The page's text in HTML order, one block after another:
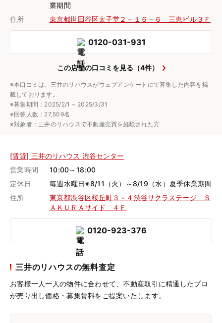
業期間
住所
東京都世田谷区太子堂２－１６－６ 三恵ビル３Ｆ
0120-031-931
この店舗の口コミを見る（4件）
※本口コミは、三井のリハウスがウェブアンケートにて募集した内容を掲
載しております。
※募集期間：2025/2/1 ~ 2025/3/31
※回答人数：27,509名
※対象者：三井のリハウスで不動産売買を経験された方
[賃貸] 三井のリハウス 渋谷センター
営業時間
10:00～18:00
定休日
毎週水曜日※8/11（火）～8/19（水）夏季休業期間
住所
東京都渋谷区桜丘町３－４渋谷サクラステージ Ｓ
ＡＫＵＲＡサイド ４Ｆ
0120-923-376
三井のリハウスの無料査定
お客様一人一人の物件に合わせて、不動産取引に精通したプロ
が売り出し価格・募集賃料をご提案いたします。